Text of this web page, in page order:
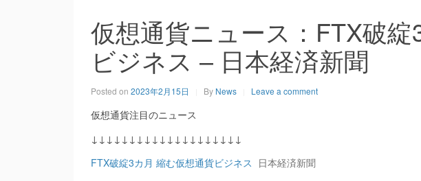
仮想通貨ニュース：FTX破
ビジネス – 日本経済新聞
Posted on 2023年2月15日 By News Leave a comment
仮想通貨注目のニュース
↓↓↓↓↓↓↓↓↓↓↓↓↓↓↓↓↓↓↓↓
FTX破綻3カ月 縮む仮想通貨ビジネス 日本経済新聞